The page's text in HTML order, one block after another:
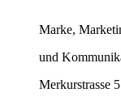
Marke,
und
Merkurstrasse